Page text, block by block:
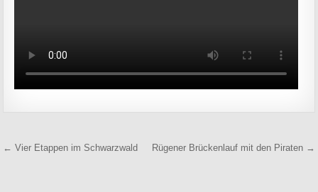
Beitragsnavigation
← Vier Etappen im Schwarzwald Rügener Brückenlauf mit den Piraten →